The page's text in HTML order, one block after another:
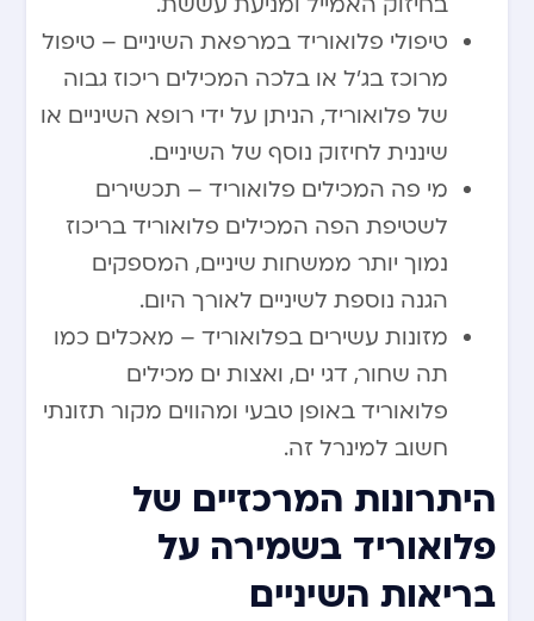
טיפולי פלואוריד במרפאת השיניים – טיפול
מרוכז בג’ל או בלכה המכילים ריכוז גבוה
של פלואוריד, הניתן על ידי רופא השיניים או
שיננית לחיזוק נוסף של השיניים.
מי פה המכילים פלואוריד – תכשירים
לשטיפת הפה המכילים פלואוריד בריכוז
נמוך יותר ממשחות שיניים, המספקים
הגנה נוספת לשיניים לאורך היום.
מזונות עשירים בפלואוריד – מאכלים כמו
תה שחור, דגי ים, ואצות ים מכילים
פלואוריד באופן טבעי ומהווים מקור תזונתי
חשוב למינרל זה.
היתרונות המרכזיים של
פלואוריד בשמירה על
בריאות השיניים